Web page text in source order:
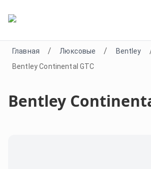
Главная / Люксовые / Bentley
Bentley Continental GTC
Bentley